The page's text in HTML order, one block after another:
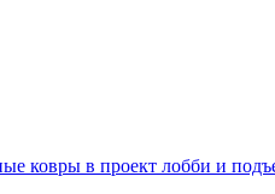
ковры в проект лобби и